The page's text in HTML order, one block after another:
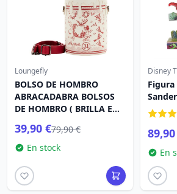
Loungefly
BOLSO DE HOMBRO
ABRACADABRA BOLSOS
DE HOMBRO ( BRILLA EN
LOUNGEFLY
39,90 €79,90 €
En stock
Disney
En